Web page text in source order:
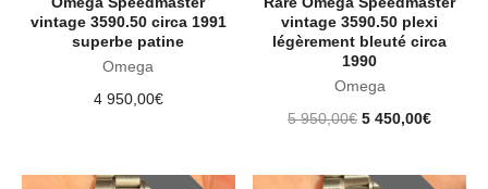
vintage 3590.50 circa 1991
superbe patine
Omega
4 950,00€
vintage 3590.50 plexi
légèrement bleuté circa
1990
Omega
5 950,00€ 5 450,00€